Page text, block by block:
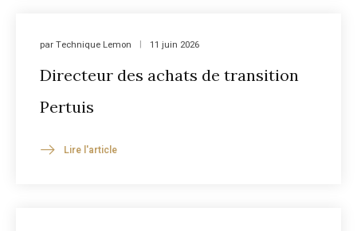
parTechnique Lemon 11 juin 2026
Directeur des achats de transition
Pertuis
Lire l'article